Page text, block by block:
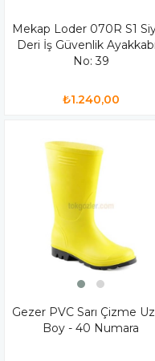
Mekap Loder 070R S1
Deri İş Güvenlik
No: 39
₺1.240,00
Gezer PVC Sarı Çizme
Boy - 40 Numara